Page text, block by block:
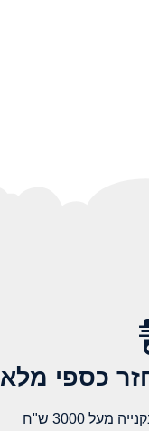
כספי מלא​
מעל 3000 ש"ח